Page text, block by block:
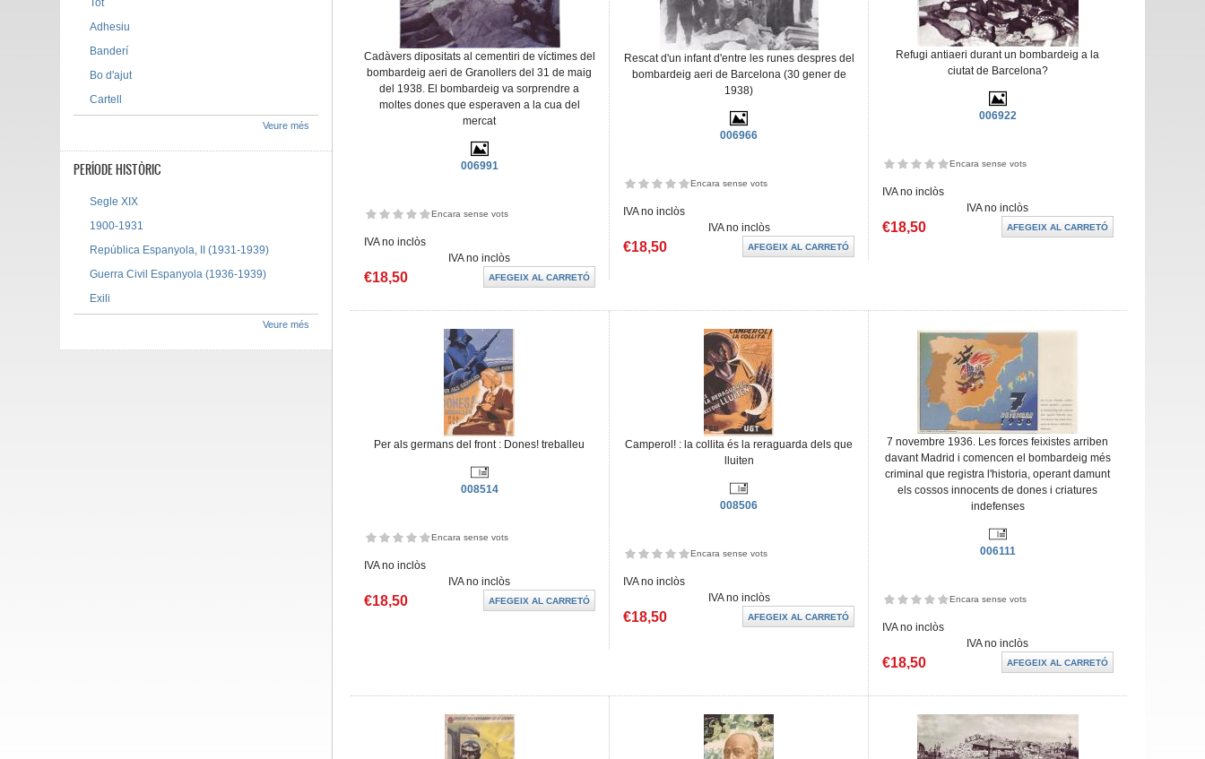
Cadàvers dipositats al cementiri de víctimes del
bombardeig aeri de Granollers del 31 de maig
del 1938. El bombardeig va sorprendre a
moltes dones que esperaven a la cua del
mercat
006991
Encara sense vots
IVA no inclòs
IVA no inclòs
€18,50
Rescat d'un infant d'entre les runes despres del
bombardeig aeri de Barcelona (30 gener de
1938)
006966
Encara sense vots
IVA no inclòs
IVA no inclòs
€18,50
Refugi antiaeri durant un bombardeig a la
ciutat de Barcelona?
006922
Encara sense vots
IVA no inclòs
IVA no inclòs
€18,50
Per als germans del front : Dones! treballeu
008514
Encara sense vots
IVA no inclòs
IVA no inclòs
€18,50
Camperol! : la collita és la reraguarda dels que
lluiten
008506
Encara sense vots
IVA no inclòs
IVA no inclòs
€18,50
7 novembre 1936. Les forces feixistes arriben
davant Madrid i comencen el bombardeig més
criminal que registra l'historia, operant damunt
els cossos innocents de dones i criatures
indefenses
006111
Encara sense vots
IVA no inclòs
IVA no inclòs
€18,50
Tot
Adhesiu
Banderí
Bo d'ajut
Cartell
Veure més
PERÍODE HISTÒRIC
Segle XIX
1900-1931
República Espanyola, II (1931-1939)
Guerra Civil Espanyola (1936-1939)
Exili
Veure més